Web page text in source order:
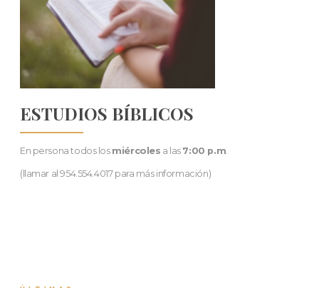
ESTUDIOS BÍBLICOS
En persona todos los miércoles a las 7:00 p.m.
(llamar al 954.554.4017 para más información)